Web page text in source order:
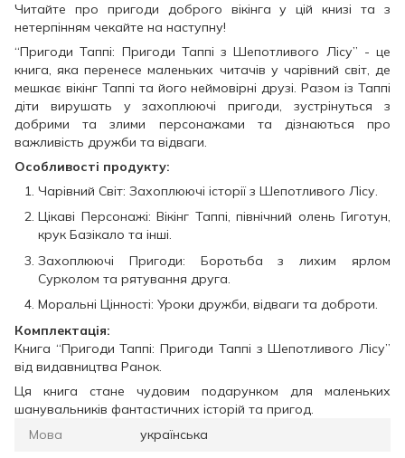
Читайте про пригоди доброго вікінга у цій книзі та з
нетерпінням чекайте на наступну!
“Пригоди Таппі: Пригоди Таппі з Шепотливого Лісу” - це
книга, яка перенесе маленьких читачів у чарівний світ, де
мешкає вікінг Таппі та його неймовірні друзі. Разом із Таппі
діти вирушать у захоплюючі пригоди, зустрінуться з
добрими та злими персонажами та дізнаються про
важливість дружби та відваги.
Особливості продукту:
Чарівний Світ: Захоплюючі історії з Шепотливого Лісу.
Цікаві Персонажі: Вікінг Таппі, північний олень Гиготун,
крук Базікало та інші.
Захоплюючі Пригоди: Боротьба з лихим ярлом
Сурколом та рятування друга.
Моральні Цінності: Уроки дружби, відваги та доброти.
Комплектація:
Книга “Пригоди Таппі: Пригоди Таппі з Шепотливого Лісу”
від видавництва Ранок.
Ця книга стане чудовим подарунком для маленьких
шанувальників фантастичних історій та пригод.
Мова
українська